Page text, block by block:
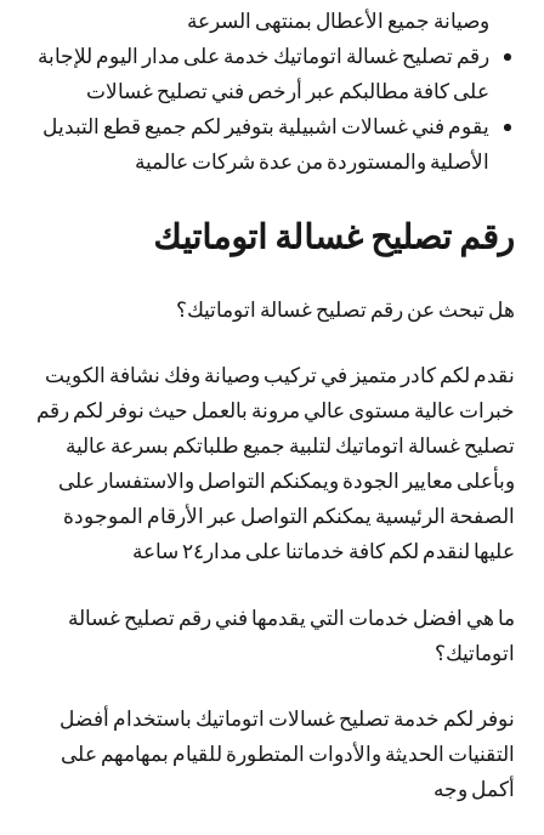
وصيانة جميع الأعطال بمنتهى السرعة
رقم تصليح غسالة اتوماتيك خدمة على مدار اليوم للإجابة
على كافة مطالبكم عبر أرخص فني تصليح غسالات
يقوم فني غسالات اشبيلية بتوفير لكم جميع قطع التبديل
الأصلية والمستوردة من عدة شركات عالمية
رقم تصليح غسالة اتوماتيك
هل تبحث عن رقم تصليح غسالة اتوماتيك؟
نقدم لكم كادر متميز في تركيب وصيانة وفك نشافة الكويت
خبرات عالية مستوى عالي مرونة بالعمل حيث نوفر لكم رقم
تصليح غسالة اتوماتيك لتلبية جميع طلباتكم بسرعة عالية
وبأعلى معايير الجودة ويمكنكم التواصل والاستفسار على
الصفحة الرئيسية يمكنكم التواصل عبر الأرقام الموجودة
عليها لنقدم لكم كافة خدماتنا على مدار٢٤ ساعة
ما هي افضل خدمات التي يقدمها فني رقم تصليح غسالة
اتوماتيك؟
نوفر لكم خدمة تصليح غسالات اتوماتيك باستخدام أفضل
التقنيات الحديثة والأدوات المتطورة للقيام بمهامهم على
أكمل وجه